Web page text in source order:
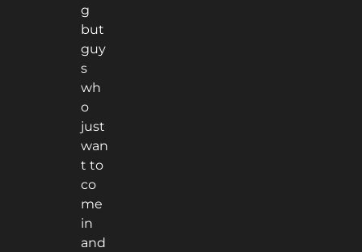
g
but
guy
s
wh
o
just
wan
t to
co
me
in
and